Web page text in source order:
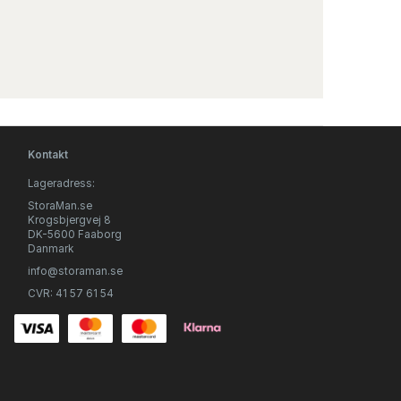
Kontakt
Lageradress:
StoraMan.se
Krogsbjergvej 8
DK-5600 Faaborg
Danmark
info@storaman.se
CVR: 41 57 61 54